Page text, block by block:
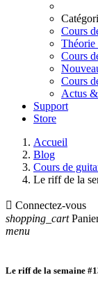
Cours
Théorie
Cours
Cours
Actus
Support
Store
Accueil
Blog
Cours de
Le riff de la
 Connectez-vous
shopping_cart
menu
Le riff de la semaine